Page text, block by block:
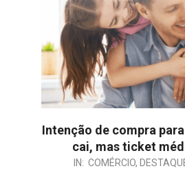
Intenção de compra
cai, mas ticket
IN: COMÉRCIO,